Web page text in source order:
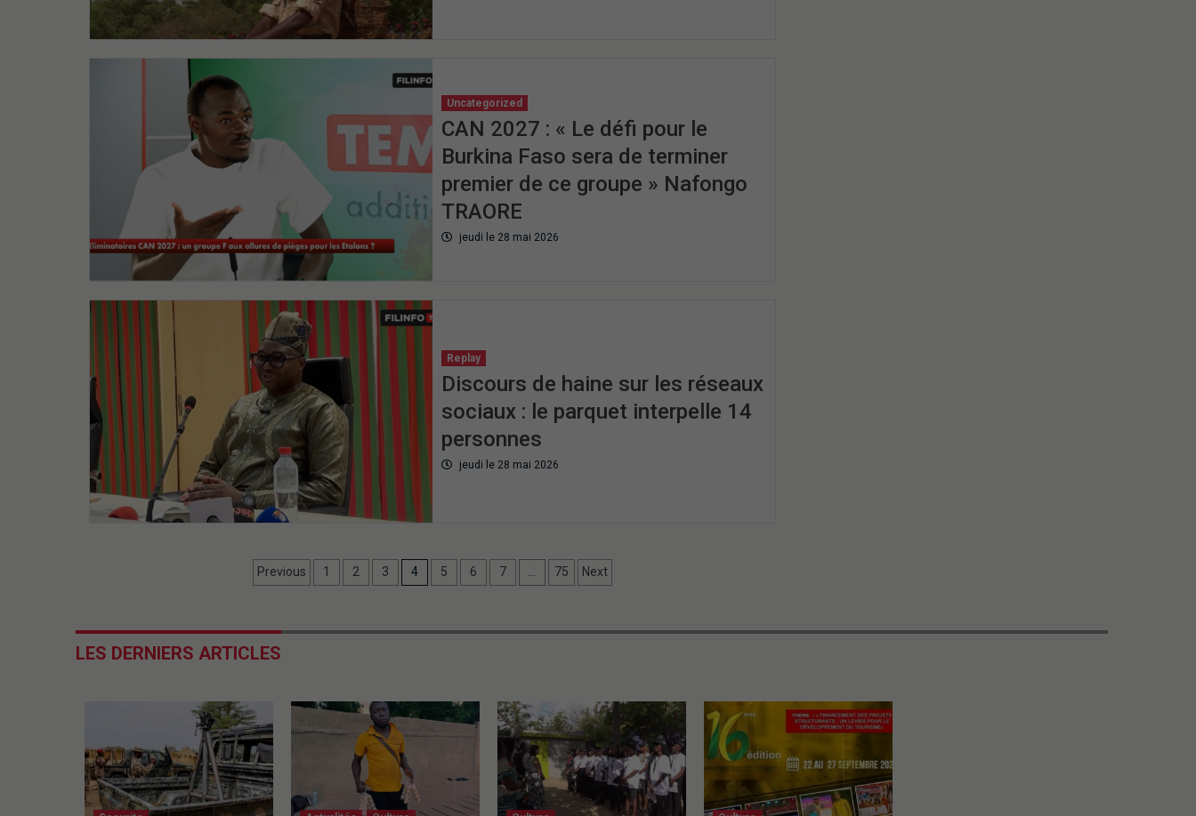
Uncategorized
CAN 2027 : « Le défi pour le
Burkina Faso sera de terminer
premier de ce groupe » Nafongo
TRAORE
jeudi le 28 mai 2026
Replay
Discours de haine sur les réseaux
sociaux : le parquet interpelle 14
personnes
jeudi le 28 mai 2026
Previous 1 2 3 4 5 6 7 … 75 Next
LES DERNIERS ARTICLES